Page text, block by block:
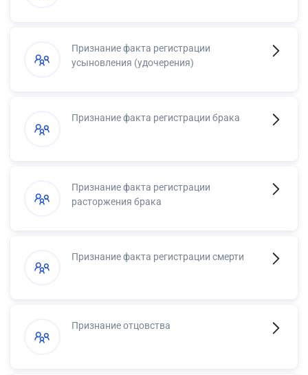
Признание факта регистрации
усыновления (удочерения)
Признание факта регистрации брака
Признание факта регистрации
расторжения брака
Признание факта регистрации смерти
Признание отцовства